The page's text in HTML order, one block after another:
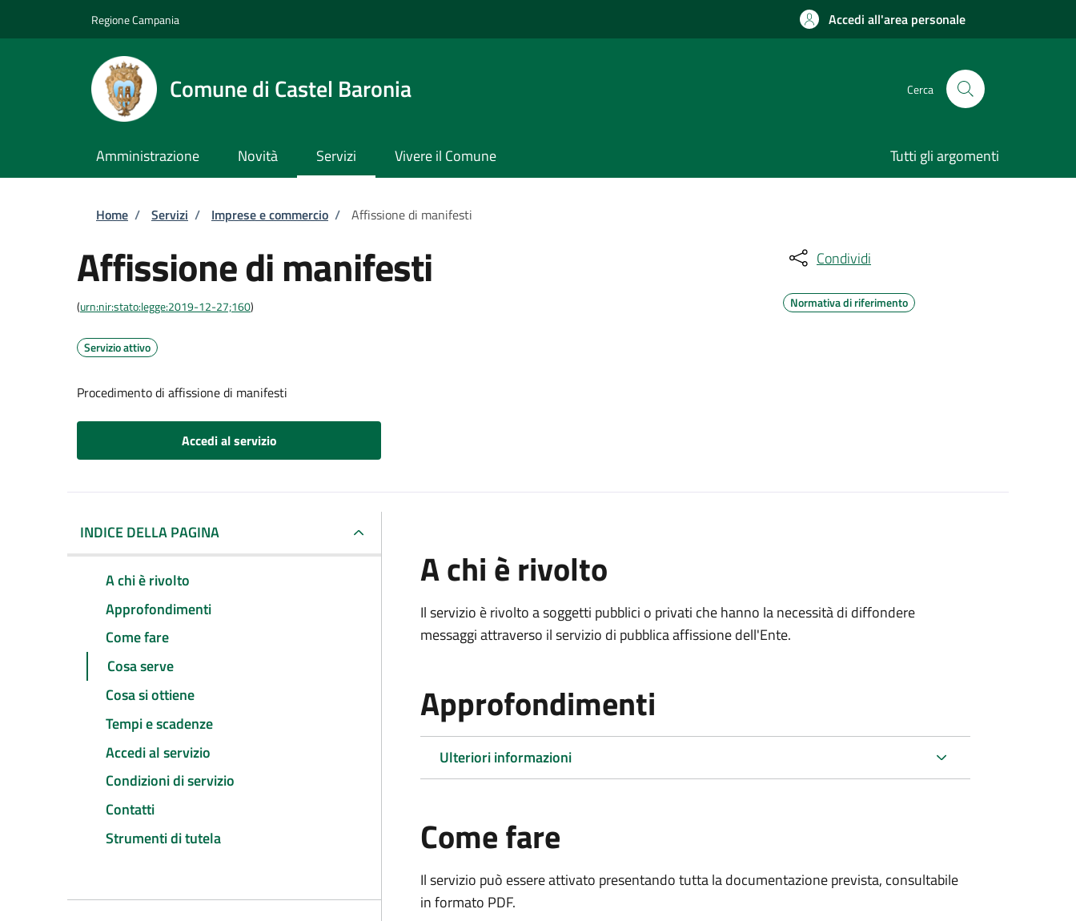
Regione Campania Accedi all'area personale
Comune di Castel Baronia Cerca
Amministrazione Novità Servizi Vivere il Comune Tutti gli argomenti
Briciole di pane
Home / Servizi / Imprese e commercio / Affissione di manifesti
Affissione di manifesti
(urn:nir:stato:legge:2019-12-27;160)
Servizio attivo
Procedimento di affissione di manifesti
Accedi al servizio
Condividi
Normativa di riferimento
INDICE DELLA PAGINA
A chi è rivolto
Approfondimenti
Come fare
Cosa serve
Cosa si ottiene
Tempi e scadenze
Accedi al servizio
Condizioni di servizio
Contatti
Strumenti di tutela
A chi è rivolto
Il servizio è rivolto a soggetti pubblici o privati che hanno la necessità di diffondere
messaggi attraverso il servizio di pubblica affissione dell'Ente.
Approfondimenti
Ulteriori informazioni
Come fare
Il servizio può essere attivato presentando tutta la documentazione prevista, consultabile
in formato PDF.